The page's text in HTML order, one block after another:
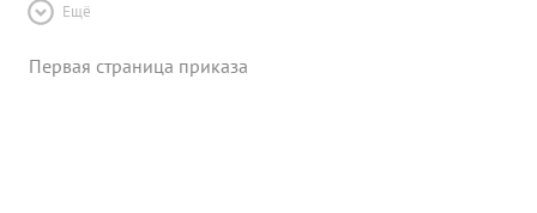
Ещё
Первая страница приказа